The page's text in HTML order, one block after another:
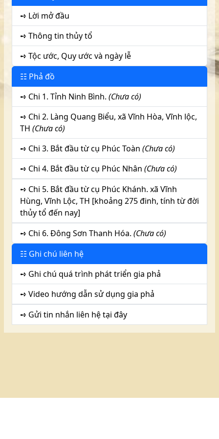
➺ Lời mở đầu
➺ Thông tin thủy tổ
➺ Tộc ước, Quy ước và ngày lễ
☷ Phả đồ
➺ Chi 1. Tỉnh Ninh Bình. (Chưa có)
➺ Chi 2. Làng Quang Biểu, xã Vĩnh Hòa, Vĩnh lộc,
TH (Chưa có)
➺ Chi 3. Bắt đầu từ cụ Phúc Toàn (Chưa có)
➺ Chi 4. Bắt đầu từ cụ Phúc Nhân (Chưa có)
➺ Chi 5. Bắt đầu từ cụ Phúc Khánh. xã Vĩnh
Hùng, Vĩnh Lộc, TH [khoảng 275 đinh, tính từ đời
thủy tổ đến nay]
➺ Chi 6. Đông Sơn Thanh Hóa. (Chưa có)
☷ Ghi chú liên hệ
➺ Ghi chú quá trình phát triển gia phả
➺ Video hướng dẫn sử dụng gia phả
➺ Gửi tin nhắn liên hệ tại đây